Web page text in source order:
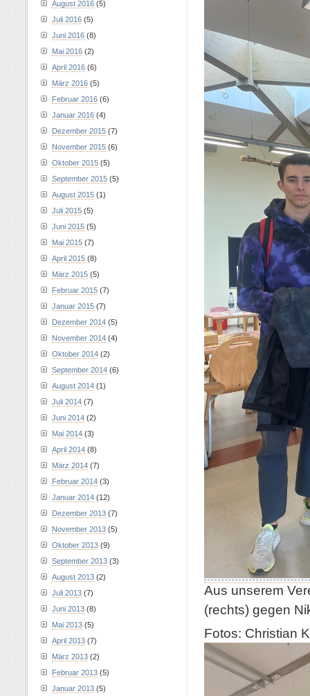
Aus unserem
(rechts) gegen
Fotos: Christian
August 2016 (5)
Juli 2016 (5)
Juni 2016 (8)
Mai 2016 (2)
April 2016 (6)
März 2016 (5)
Februar 2016 (6)
Januar 2016 (4)
Dezember 2015 (7)
November 2015 (6)
Oktober 2015 (5)
September 2015 (5)
August 2015 (1)
Juli 2015 (5)
Juni 2015 (5)
Mai 2015 (7)
April 2015 (8)
März 2015 (5)
Februar 2015 (7)
Januar 2015 (7)
Dezember 2014 (5)
November 2014 (4)
Oktober 2014 (2)
September 2014 (6)
August 2014 (1)
Juli 2014 (7)
Juni 2014 (2)
Mai 2014 (3)
April 2014 (8)
März 2014 (7)
Februar 2014 (3)
Januar 2014 (12)
Dezember 2013 (7)
November 2013 (5)
Oktober 2013 (9)
September 2013 (3)
August 2013 (2)
Juli 2013 (7)
Juni 2013 (8)
Mai 2013 (5)
April 2013 (7)
März 2013 (2)
Februar 2013 (5)
Januar 2013 (5)